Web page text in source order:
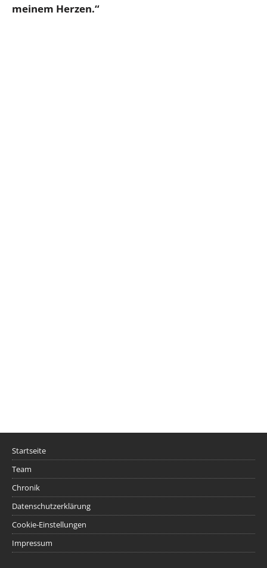
meinem Herzen.“
Startseite
Team
Chronik
Datenschutzerklärung
Cookie-Einstellungen
Impressum